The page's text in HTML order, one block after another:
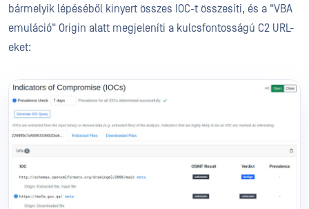
bármelyik lépéséből kinyert összes IOC-t összesíti, és a "VBA
emuláció" Origin alatt megjeleníti a kulcsfontosságú C2 URL-
eket: